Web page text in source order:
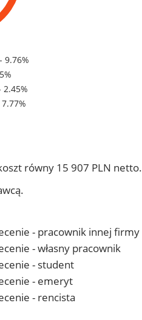
9.76%
równy 15 907 PLN netto.
- pracownik innej firmy
- własny pracownik
- student
- emeryt
- rencista